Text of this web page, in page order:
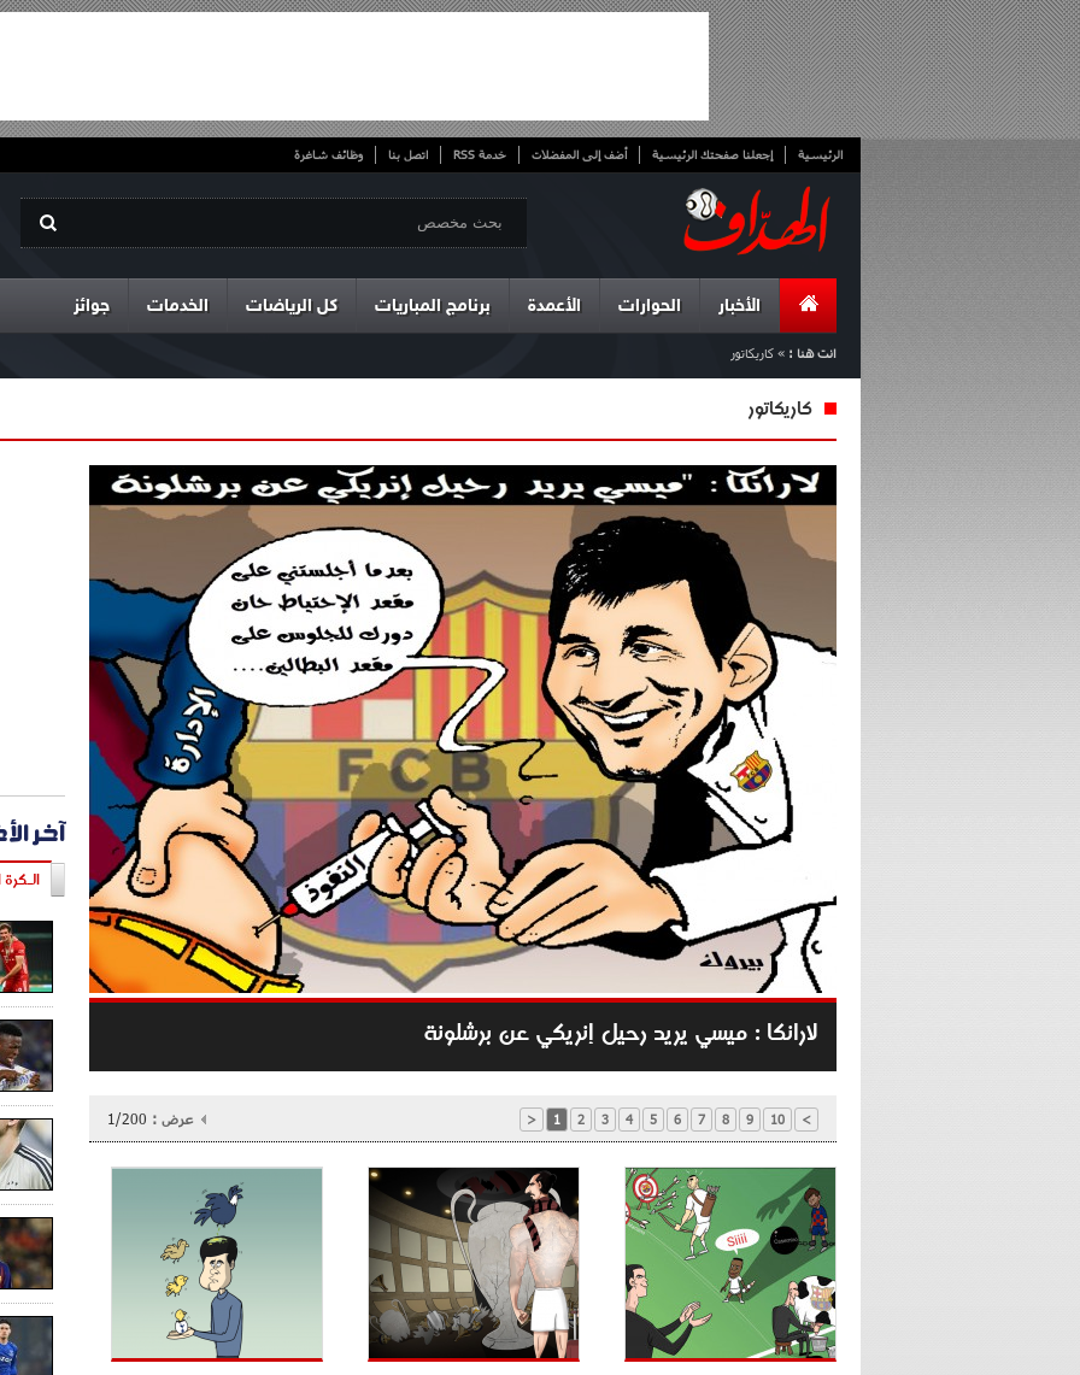
الرئيسية إجعلنا صفحتك الرئيسية أضف إلى المفضلات خدمة RSS اتصل بنا وظائف شاغرة
الأخبار الحوارات الأعمدة برنامج المباريات كل الرياضات الخدمات جوائز
انت هنا : » كاريكاتور
كاريكاتور
لارانكا : ميسي يريد رحيل إنريكي عن برشلونة
< 1 2 3 4 5 6 7 8 9 10 > عرض : 1/200
آخر
الـكرة